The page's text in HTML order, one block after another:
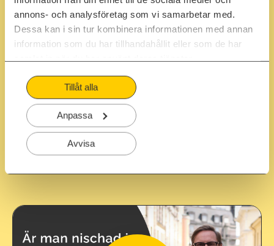
annons- och analysföretag som vi samarbetar med.
Dessa kan i sin tur kombinera informationen med annan
information som du har tillhandahållit eller som de har
Tillåt alla
Anpassa
Avvisa